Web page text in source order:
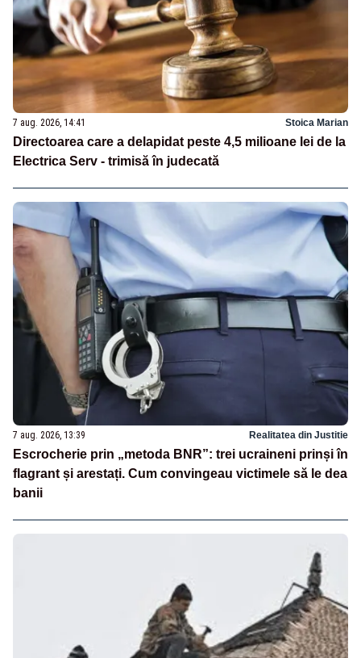
7 aug. 2026, 14:41 Stoica Marian
Directoarea care a delapidat peste 4,5 milioane lei de la
Electrica Serv - trimisă în judecată
7 aug. 2026, 13:39 Realitatea din Justitie
Escrocherie prin „metoda BNR”: trei ucraineni prinși în
flagrant și arestați. Cum convingeau victimele să le dea
banii